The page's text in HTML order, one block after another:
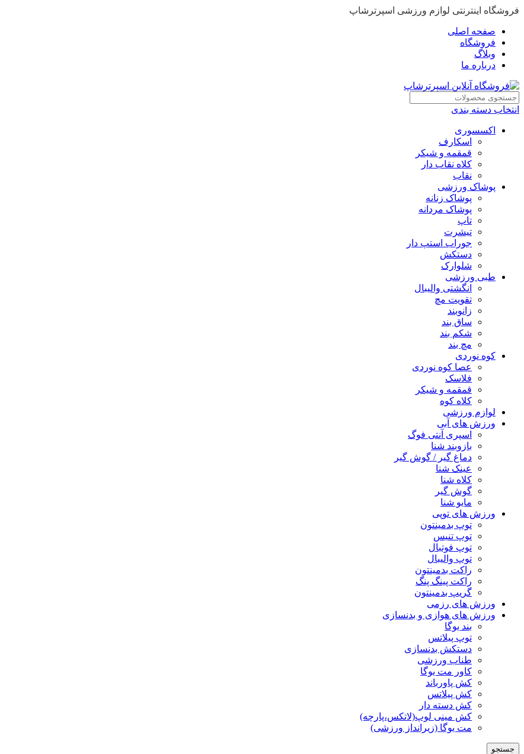
فروشگاه اینترنتی لوازم ورزشی اسپرترشاپ
صفحه اصلی
فروشگاه
وبلاگ
درباره ما
انتخاب دسته بندی
اکسسوری
اسکارف
قمقمه و شیکر
کلاه نقاب دار
نقاب
پوشاک ورزشی
پوشاک زنانه
پوشاک مردانه
تاپ
تیشرت
جوراب استپ دار
دستکش
شلوارک
طبی ورزشی
انگشتی واليبال
تقویت مچ
زانوبند
ساق بند
شکم بند
مچ بند
کوه نوردی
عصا کوه نوردی
فلاسک
قمقمه و شیکر
کلاه کوه
لوازم ورزشی
ورزش های آبی
اسپری آنتی فوگ
بازوبند شنا
دماغ گیر / گوش گیر
عینک شنا
کلاه شنا
گوش گیر
مایو شنا
ورزش های توپی
توپ بدمینتون
توپ تنیس
توپ فوتبال
توپ والیبال
راکت بدمینتون
راکت پینگ پنگ
گریپ بدمینتون
ورزش های رزمی
ورزش های هوازی و بدنسازی
بند یوگا
توپ پیلاتس
دستکش بدنسازی
طناب ورزشی
کاور مت یوگا
کش پاورباند
کش پیلاتس
کش دسته دار
کش مینی لوپ(لاتکس،پارچه)
مت یوگا (زیرانداز ورزشی)
جستجو